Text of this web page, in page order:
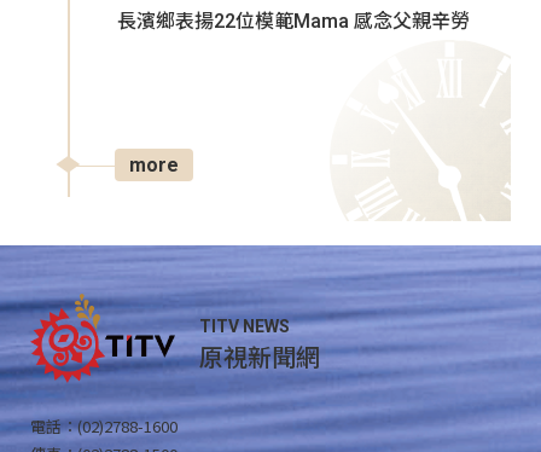
長濱鄉表揚22位模範Mama 感念父親辛勞
more
TITV NEWS
原視新聞網
電話：(02)2788-1600